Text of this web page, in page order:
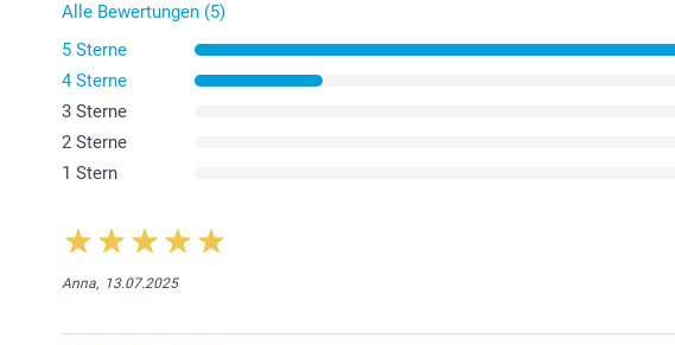
Alle Bewertungen (5)
5 Sterne
4 Sterne
3 Sterne
2 Sterne
1 Stern
Anna, 13.07.2025